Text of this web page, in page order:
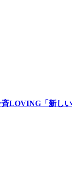
斉LOVING「新しい